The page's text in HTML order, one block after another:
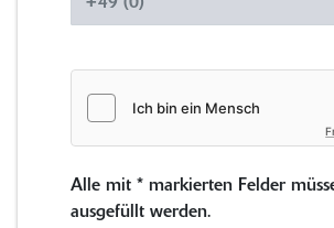
Alle mit * markierten Felder
ausgefüllt werden.